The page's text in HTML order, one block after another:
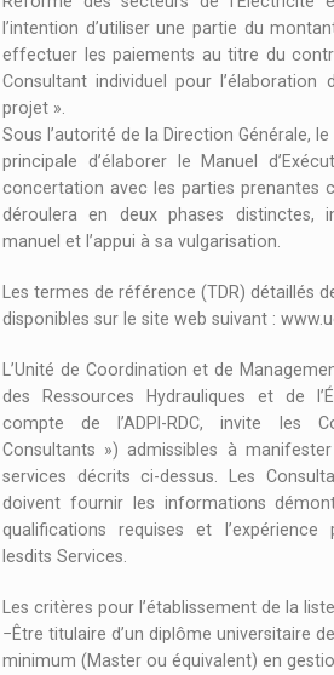
l’intention d’utiliser une partie du
effectuer les paiements au titre du
Consultant individuel pour l’élaboration
projet ».
Sous l’autorité de la Direction Générale,
principale d’élaborer le Manuel
concertation avec les parties prenantes
déroulera en deux phases distinctes,
manuel et l’appui à sa vulgarisation.
Les termes de référence (TDR) détaillés
disponibles sur le site web suivant :
L’Unité de Coordination et de
des Ressources Hydrauliques et de
compte de l’ADPI-RDC, invite les
Consultants ») admissibles à
services décrits ci-dessus. Les
doivent fournir les informations
qualifications requises et
lesdits Services.
Les critères pour l’établissement de la
−Être titulaire d’un diplôme universitaire
minimum (Master ou équivalent) en